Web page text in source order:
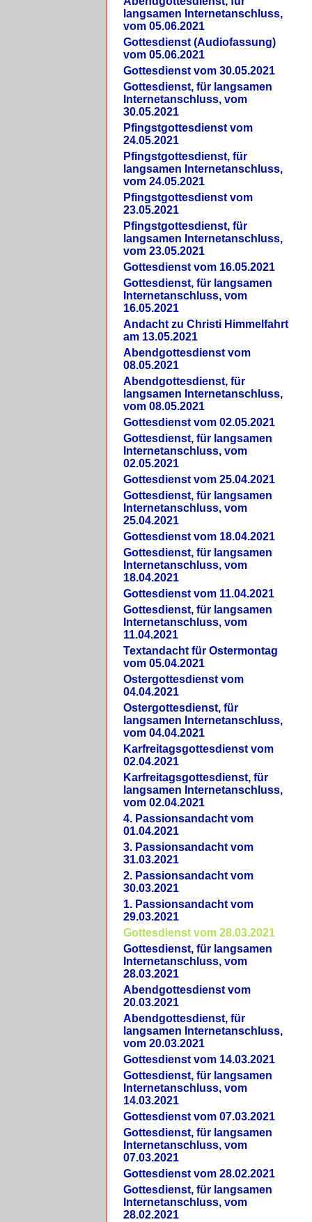
langsamen Internetanschluss,
vom 05.06.2021
Gottesdienst (Audiofassung)
vom 05.06.2021
Gottesdienst vom 30.05.2021
Gottesdienst, für langsamen
Internetanschluss, vom
30.05.2021
Pfingstgottesdienst vom
24.05.2021
Pfingstgottesdienst, für
langsamen Internetanschluss,
vom 24.05.2021
Pfingstgottesdienst vom
23.05.2021
Pfingstgottesdienst, für
langsamen Internetanschluss,
vom 23.05.2021
Gottesdienst vom 16.05.2021
Gottesdienst, für langsamen
Internetanschluss, vom
16.05.2021
Andacht zu Christi Himmelfahrt
am 13.05.2021
Abendgottesdienst vom
08.05.2021
Abendgottesdienst, für
langsamen Internetanschluss,
vom 08.05.2021
Gottesdienst vom 02.05.2021
Gottesdienst, für langsamen
Internetanschluss, vom
02.05.2021
Gottesdienst vom 25.04.2021
Gottesdienst, für langsamen
Internetanschluss, vom
25.04.2021
Gottesdienst vom 18.04.2021
Gottesdienst, für langsamen
Internetanschluss, vom
18.04.2021
Gottesdienst vom 11.04.2021
Gottesdienst, für langsamen
Internetanschluss, vom
11.04.2021
Textandacht für Ostermontag
vom 05.04.2021
Ostergottesdienst vom
04.04.2021
Ostergottesdienst, für
langsamen Internetanschluss,
vom 04.04.2021
Karfreitagsgottesdienst vom
02.04.2021
Karfreitagsgottesdienst, für
langsamen Internetanschluss,
vom 02.04.2021
4. Passionsandacht vom
01.04.2021
3. Passionsandacht vom
31.03.2021
2. Passionsandacht vom
30.03.2021
1. Passionsandacht vom
29.03.2021
Gottesdienst vom 28.03.2021
Gottesdienst, für langsamen
Internetanschluss, vom
28.03.2021
Abendgottesdienst vom
20.03.2021
Abendgottesdienst, für
langsamen Internetanschluss,
vom 20.03.2021
Gottesdienst vom 14.03.2021
Gottesdienst, für langsamen
Internetanschluss, vom
14.03.2021
Gottesdienst vom 07.03.2021
Gottesdienst, für langsamen
Internetanschluss, vom
07.03.2021
Gottesdienst vom 28.02.2021
Gottesdienst, für langsamen
Internetanschluss, vom
28.02.2021